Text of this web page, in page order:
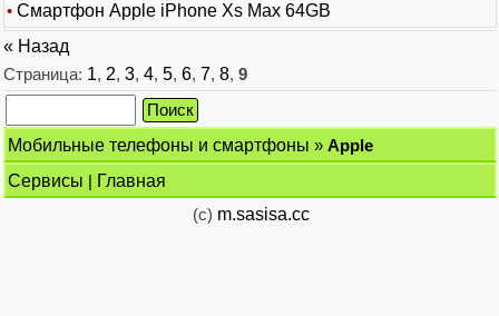
• Смартфон Apple iPhone Xs Max 64GB
« Назад
Страница: 1, 2, 3, 4, 5, 6, 7, 8, 9
Мобильные телефоны и смартфоны » Apple
Сервисы | Главная
(c) m.sasisa.cc